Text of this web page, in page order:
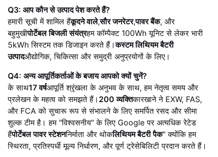
Q3: आप कौन से उत्पाद पेश करते हैं?
हमारी सूची में शामिल हैंकूदने वाले,सौर जनरेटर,पावर बैंक, और
बहुमुखीपोर्टेबल बिजली संयंत्रहम कॉम्पैक्ट 100Wh यूनिट से लेकर भारी
5kWh सिस्टम तक डिजाइन करते हैं।कस्टम लिथियम बैटरी
उत्पादऔद्योगिक, चिकित्सा और समुद्री अनुप्रयोगों के लिए।
Q4: अन्य आपूर्तिकर्ताओं के बजाय आपको क्यों चुनें?
के साथ17 वर्षआपूर्ति श्रृंखला के अनुभव के साथ, हम नेतृत्व समय और
प्रलेखन के महत्व को समझते हैं। 200 व्यक्तिकारखाने ने EXW, FAS,
और FCA को सुचारू रूप से संभालने के लिए समर्पित रसद और सीमा
शुल्क टीम है। हम "विश्वसनीय" के लिए Google पर अत्यधिक रेटेड
हैंपोर्टेबल पावर स्टेशननिर्माता और थोकलिथियम बैटरी पैक" क्योंकि हम
स्थिरता, प्रतिस्पर्धी मूल्य निर्धारण, और पूर्ण ट्रेसेबिलिटी प्रदान करते हैं।